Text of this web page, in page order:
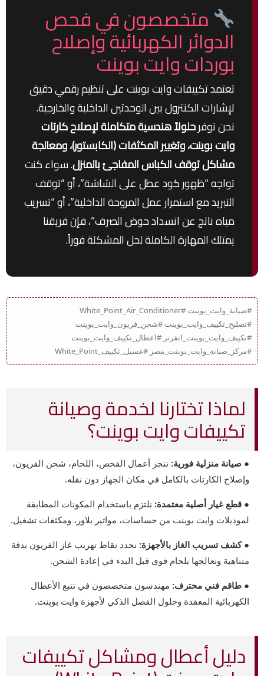
متخصصون في فحص
الدوائر الكهربائية وإصلاح
بوردات وايت بوينت
تعتمد تكييفات وايت بوينت على تنظيم رقمي دقيق
لإشارات الكنترول بين الوحدتين الداخلية والخارجية.
نحن نوفرحلولاً هندسية متكاملة لإصلاح كارتات
وايت بوينت، وتغيير المكثفات (الكابستور)، ومعالجة
مشاكل توقف الكباس المفاجئ بالمنزل. سواء كنت
تواجه “ظهور كود عطل على الشاشة”، أو “توقف
التبريد مع استمرار عمل المروحة الداخلية”، أو “تسريب
مياه ناتج عن انسداد حوض الصرف”، فإن فريقنا
يمتلك المهارة الكاملة لحل المشكلة فوراً.
#صيانة_وايت_بوينت #White_Point_Air_Conditioner
#تصليح_تكييف_وايت_بوينت #شحن_فريون_وايت_بوينت
#تكييف_وايت_بوينت_انفرتر #اعطال_تكييف_وايت_بوينت
#مركز_صيانة_وايت_بوينت_مصر #غسيل_تكييف_White_Point
لماذا تختارنا لخدمة وصيانة
تكييفات وايت بوينت؟
● صيانة منزلية فورية: ننجز أعمال الفحص، اللحام، شحن الفريون،
وإصلاح الكارتات بالكامل في مكان الجهاز دون نقله.
● قطع غيار أصلية معتمدة: نلتزم باستخدام المكونات المطابقة
لموديلات وايت بوينت من حساسات، مواتير بلاور، ومكثفات تشغيل.
● كشف تسريب الغاز بالأجهزة: نحدد نقاط تهريب غاز الفريون بدقة
متناهية ونعالجها بلحام قوي قبل البدء في إعادة الشحن.
● طاقم فني محترف: مهندسون متخصصون في تتبع الأعطال
الكهربائية المعقدة وحلول الفصل الذكي لأجهزة وايت بوينت.
دليل أعطال ومشاكل تكييفات